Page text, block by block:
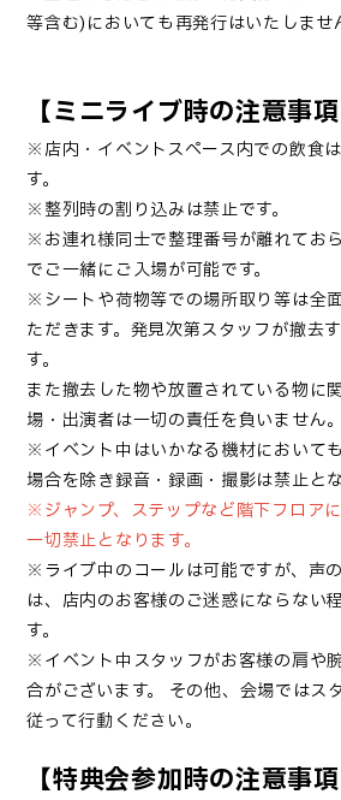
等含む)においても再発行はいたしませ
【ミニライブ時の注意事項
※店内・イベントスペース内での飲食
す。
※整列時の割り込みは禁止です。
※お連れ様同士で整理番号が離れてお
でご一緒にご入場が可能です。
※シートや荷物等での場所取り等は全
ただきます。発見次第スタッフが撤去
す。
また撤去した物や放置されている物に
場・出演者は一切の責任を負いません。
※イベント中はいかなる機材において
場合を除き録音・録画・撮影は禁止とな
※ジャンプ、ステップなど階下フロア
一切禁止となります。
※ライブ中のコールは可能ですが、声
は、店内のお客様のご迷惑にならない
す。
※イベント中スタッフがお客様の肩や
合がございます。
その他、会場ではス
従って行動ください。
【特典会参加時の注意事項